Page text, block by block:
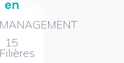
en
MANAGEMENT
15
Filières